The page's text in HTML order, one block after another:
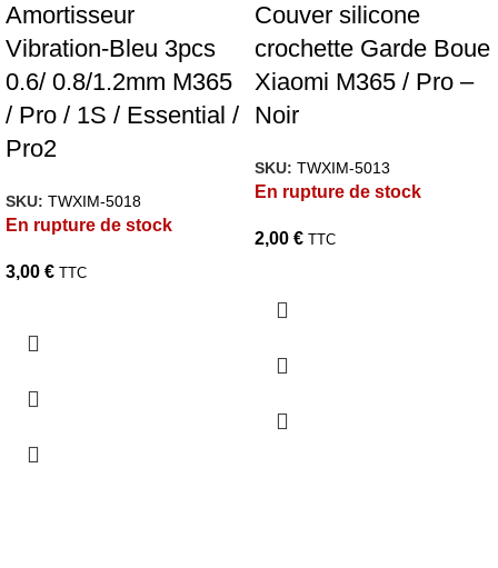
Amortisseur
Vibration-Bleu 3pcs
0.6/ 0.8/1.2mm M365
/ Pro / 1S / Essential /
Pro2
SKU: TWXIM-5018
En rupture de stock
3,00 € TTC
Couver silicone
crochette Garde Boue
Xiaomi M365 / Pro –
Noir
SKU: TWXIM-5013
En rupture de stock
2,00 € TTC